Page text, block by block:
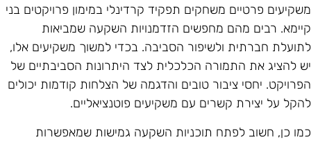
פרטיים משחקים תפקיד קרדינלי במימון פרויקטים בני
רבים מהם מחפשים הזדמנויות השקעה שמביאות
חברתית ולשיפור הסביבה. בכדי למשוך משקיעים אלו,
להציג את התמורה הכלכלית לצד היתרונות הסביבתיים של
יחסי ציבור טובים והדגמה של הצלחות קודמות יכולים
על יצירת קשרים עם משקיעים פוטנציאליים.
כן, חשוב לפתח תוכניות השקעה גמישות שמאפשרות